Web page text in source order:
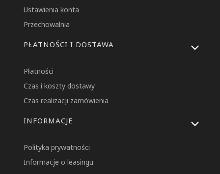
Ustawienia konta
Przechowalnia
PŁATNOŚCI I DOSTAWA
Płatności
Czas i koszty dostawy
Czas realizacji zamówienia
INFORMACJE
Polityka prywatności
Informacje o leasingu